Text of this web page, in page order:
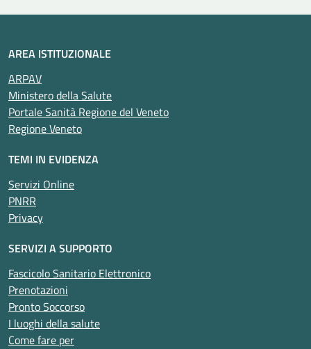
AREA ISTITUZIONALE
ARPAV
Ministero della Salute
Portale Sanità Regione del Veneto
Regione Veneto
TEMI IN EVIDENZA
Servizi Online
PNRR
Privacy
SERVIZI A SUPPORTO
Fascicolo Sanitario Elettronico
Prenotazioni
Pronto Soccorso
I luoghi della salute
Come fare per